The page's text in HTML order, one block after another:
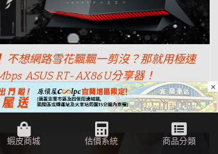
不想網路雪花飄飄一剪沒？那就用極速
ASUS RT-AX86U分享器！
NT$6,990
×